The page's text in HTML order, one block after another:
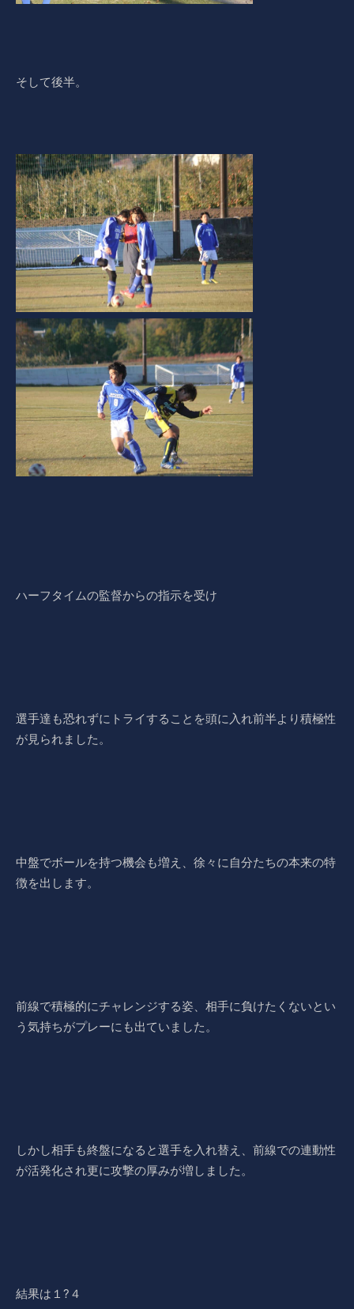
そして後半。
ハーフタイムの監督からの指示を受け
選手達も恐れずにトライすることを頭に入れ前半より積極性
が見られました。
中盤でボールを持つ機会も増え、徐々に自分たちの本来の特
徴を出します。
前線で積極的にチャレンジする姿、相手に負けたくないとい
う気持ちがプレーにも出ていました。
しかし相手も終盤になると選手を入れ替え、前線での連動性
が活発化され更に攻撃の厚みが増しました。
結果は１?４